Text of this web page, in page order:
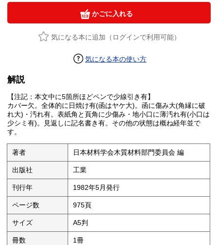
かごに入れる
気になる本に追加（ログインで利用可能）
気になる本の使い方
解説
【注記：本文中に5箇所ほどペンで少線引き有】
カバー欠。全体的に日焼け有(函はヤケ大)。函に傷み大(角縁に破
れ大)・汚れ有。表紙角と頁角に少傷み・地小口に薄汚れ有(小口は
少シミ有)。見返しに記名書き有。その他の状態は概ね経年並で
す。
著者 日本材料学会木質材料部門委員会 編
出版社 工業
刊行年 1982年5月発行
ページ数 975頁
サイズ A5判
冊数 1冊